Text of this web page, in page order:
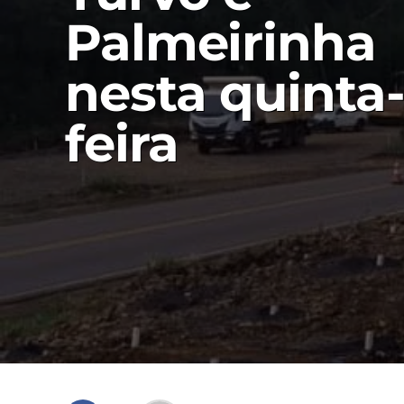
Palmeirinha
nesta quinta-
feira